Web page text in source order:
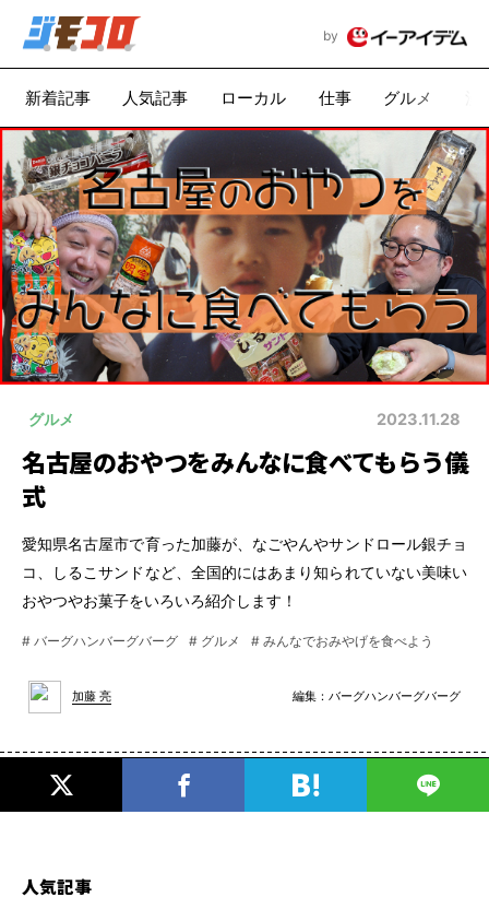
by
新着記事 人気記事 ローカル 仕事 グルメ
グルメ 2023.11.28
名古屋のおやつをみんなに食べてもらう儀
式
愛知県名古屋市で育った加藤が、なごやんやサンドロール銀チョ
コ、しるこサンドなど、全国的にはあまり知られていない美味い
おやつやお菓子をいろいろ紹介します！
# バーグハンバーグバーグ # グルメ # みんなでおみやげを食べよう
加藤 亮 編集： バーグハンバーグバーグ
人気記事